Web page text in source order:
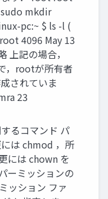
mkdir
pc:~ $ ls -l (
4096 May 13
記の場合，
，rootが所有者
されていま
23
るコマンド パ
は chmod ，所
には chown を
ーミッションの
ッション ファ